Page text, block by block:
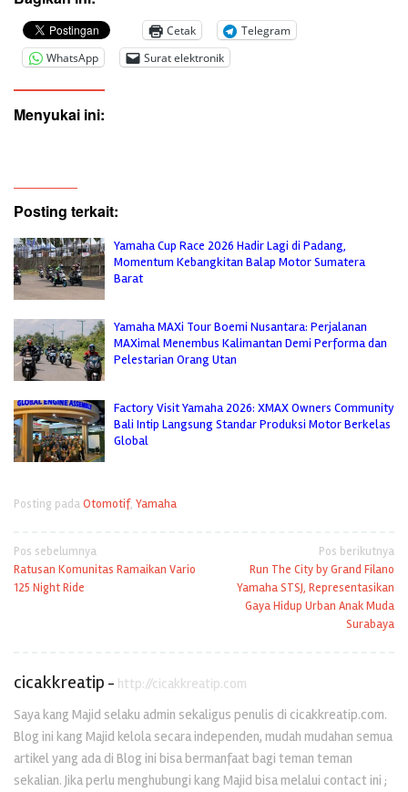
Cetak
Telegram
WhatsApp
Surat elektronik
Menyukai ini:
Posting terkait:
Yamaha Cup Race 2026 Hadir Lagi di Padang,
Momentum Kebangkitan Balap Motor Sumatera
Barat
Yamaha MAXi Tour Boemi Nusantara: Perjalanan
MAXimal Menembus Kalimantan Demi Performa dan
Pelestarian Orang Utan
Factory Visit Yamaha 2026: XMAX Owners Community
Bali Intip Langsung Standar Produksi Motor Berkelas
Global
Posting padaOtomotif, Yamaha
Navigasi
pos
Pos sebelumnya
Ratusan Komunitas Ramaikan Vario
125 Night Ride
Pos berikutnya
Run The City by Grand Filano
Yamaha STSJ, Representasikan
Gaya Hidup Urban Anak Muda
Surabaya
cicakkreatip - http://cicakkreatip.com
Saya kang Majid selaku admin sekaligus penulis di cicakkreatip.com.
Blog ini kang Majid kelola secara independen, mudah mudahan semua
artikel yang ada di Blog ini bisa bermanfaat bagi teman teman
sekalian. Jika perlu menghubungi kang Majid bisa melalui contact ini ;